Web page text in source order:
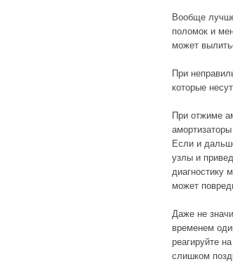
Вообще
поломок и
может
При
которые
При отжиме
Если и
узлы и
диагностику
может
Даже не
временем
реагируйте
слишком